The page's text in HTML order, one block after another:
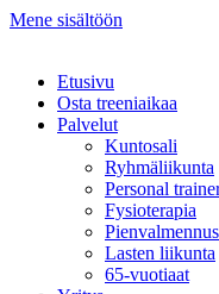
Mene sisältöön
Etusivu
Osta treeniaikaa
Palvelut
Kuntosali
Ryhmäliikunta
Personal
Fysioterapia
Lasten liikunta
65-vuotiaat